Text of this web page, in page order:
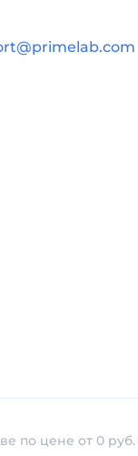
по цене от 0